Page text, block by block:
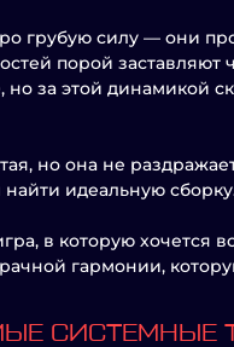
грубую силу — они
порой заставляют
но за этой динамикой
но она не
идеальную
в которую
гармонии,
СИСТЕМНЫЕ